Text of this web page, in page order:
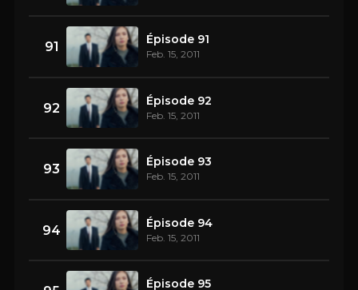
91 Épisode 91
Feb. 15, 2011
92 Épisode 92
Feb. 15, 2011
93 Épisode 93
Feb. 15, 2011
94 Épisode 94
Feb. 15, 2011
Épisode 95